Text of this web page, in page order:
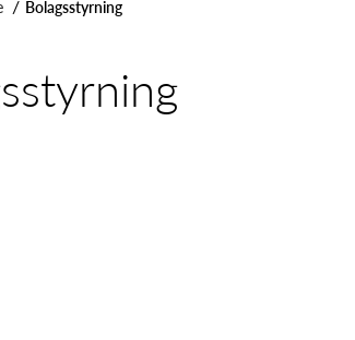
/ Bolagsstyrning